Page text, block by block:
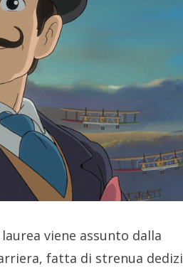
viene assunto dalla
fatta di strenua